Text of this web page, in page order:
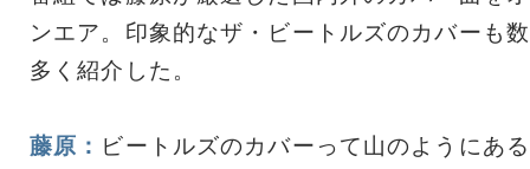
ンエア。印象的なザ・ビートルズのカバーも数
多く紹介した。
藤原： ビートルズのカバーって山のようにある